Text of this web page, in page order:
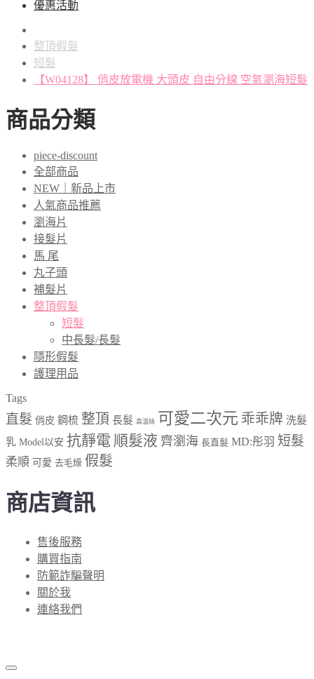
優惠活動
整頂假髮
短髮
【W04128】 俏皮放電機 大頭皮 自由分線 空氣瀏海短髮
商品分類
piece-discount
全部商品
NEW｜新品上市
人氣商品推薦
瀏海片
接髮片
馬 尾
丸子頭
補髮片
整頂假髮
短髮
中長髮/長髮
隱形假髮
護理用品
Tags
直髮 俏皮 鋼梳 整頂 長髮 高溫絲 可愛二次元 乖乖牌 洗髮
乳 Model以安 抗靜電 順髮液 齊瀏海 長直髮 MD:彤羽 短髮
柔順 可愛 去毛燥 假髮
商店資訊
售後服務
購買指南
防範詐騙聲明
關於我
連絡我們